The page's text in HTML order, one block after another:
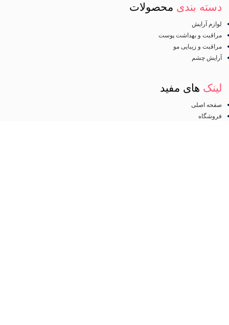
دسته بندی محصولات
لوازم آرایش
مراقبت و بهداشت پوست
مراقبت و زیبایی مو
آرایش چشم
لینک های مفید
صفحه اصلی
فروشگاه